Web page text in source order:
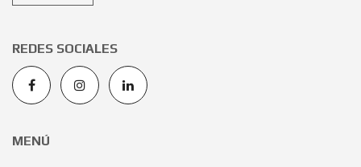
REDES SOCIALES
MENÚ